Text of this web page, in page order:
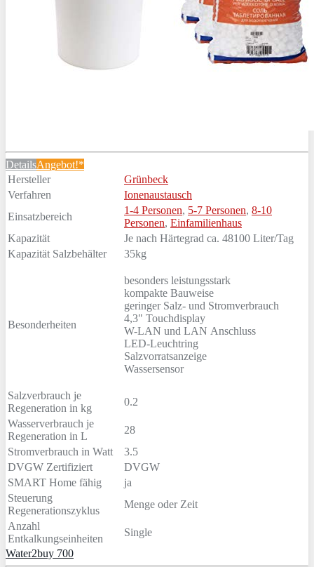
DetailsAngebot!*
Hersteller
Grünbeck
Verfahren
Ionenaustausch
Einsatzbereich
1-4 Personen, 5-7 Personen, 8-10
Personen, Einfamilienhaus
Kapazität
Je nach Härtegrad ca. 48100 Liter/Tag
Kapazität Salzbehälter
35kg
Besonderheiten
besonders leistungsstark
kompakte Bauweise
geringer Salz- und Stromverbrauch
4,3" Touchdisplay
W-LAN und LAN Anschluss
LED-Leuchtring
Salzvorratsanzeige
Wassersensor
Salzverbrauch je
Regeneration in kg
0.2
Wasserverbrauch je
Regeneration in L
28
Stromverbrauch in Watt
3.5
DVGW Zertifiziert
DVGW
SMART Home fähig
ja
Steuerung
Regenerationszyklus
Menge oder Zeit
Anzahl
Entkalkungseinheiten
Single
Water2buy 700